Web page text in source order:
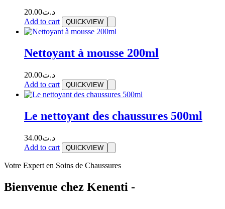
د.ت20.00
Add to cart
QUICKVIEW
Nettoyant à mousse 200ml
د.ت20.00
Add to cart
QUICKVIEW
Le nettoyant des chaussures 500ml
د.ت34.00
Add to cart
QUICKVIEW
Votre Expert en Soins de Chaussures
Bienvenue chez Kenenti -